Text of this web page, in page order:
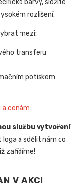
barvy, složité
rozlišení.
mezi:
transferu
potiskem
cenám
službu vytvoření
loga a sdělit nám co
zařídíme!
V AKCI